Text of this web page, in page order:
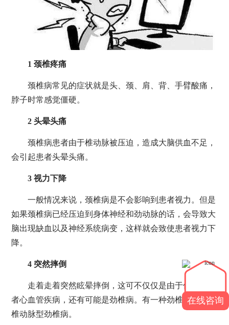
1 颈椎疼痛
颈椎病常见的症状就是头、颈、肩、背、手臂酸痛，
脖子时常感觉僵硬。
2 头晕头痛
颈椎病患者由于椎动脉被压迫，造成大脑供血不足，
会引起患者头晕头痛。
3 视力下降
一般情况来说，颈椎病是不会影响到患者视力。但是
如果颈椎病已经压迫到身体神经和劲动脉的话，会导致大
脑出现缺血以及神经系统病变，这样就会致使患者视力下
降。
4 突然摔倒
走着走着突然眩晕摔倒，这可不仅仅是由于低血压或
者心血管疾病，还有可能是劲椎病。有一种劲椎病被称为
椎动脉型劲椎病。
在线咨询